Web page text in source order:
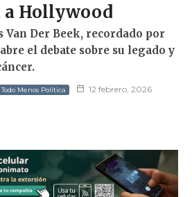
a Hollywood
Van Der Beek, recordado por
el debate sobre su legado y
Todo Menos Política 12 febrero, 2026